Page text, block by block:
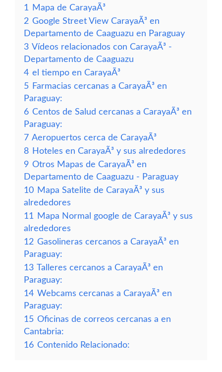
1
Mapa de CarayaÃ³
2 Google Street View CarayaÃ³ en
Departamento de Caaguazu en Paraguay
3 Vídeos relacionados con CarayaÃ³ -
Departamento de Caaguazu
4 el tiempo en CarayaÃ³
5 Farmacias cercanas a CarayaÃ³ en
Paraguay:
6 Centos de Salud cercanas a CarayaÃ³ en
Paraguay:
7 Aeropuertos cerca de CarayaÃ³
8 Hoteles en CarayaÃ³ y sus alrededores
9 Otros Mapas de CarayaÃ³ en
Departamento de Caaguazu - Paraguay
10 Mapa Satelite de CarayaÃ³ y sus
alrededores
11
Mapa Normal google de CarayaÃ³ y sus
alrededores
12 Gasolineras cercanos a CarayaÃ³ en
Paraguay:
13 Talleres cercanos a CarayaÃ³ en
Paraguay:
14 Webcams cercanas a CarayaÃ³ en
Paraguay:
15 Oficinas de correos cercanas a en
Cantabria:
16 Contenido Relacionado: